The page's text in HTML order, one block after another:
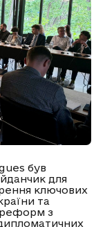
був
для
ключових
та
реформ з